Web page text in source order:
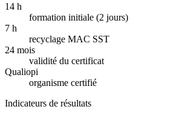
14 h
formation initiale (2 jours)
7 h
recyclage MAC SST
24 mois
validité du certificat
Qualiopi
organisme certifié
Indicateurs de résultats